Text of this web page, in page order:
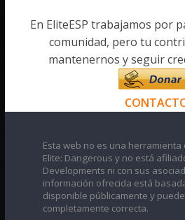
En EliteESP trabajamos por
comunidad, pero tu
mantenernos y seguir
Esta web no es una herramienta
Elite: Dangerous y no está
Developments ni con sus
información ofrecida está
disponible públicamente y
completamente correcta.